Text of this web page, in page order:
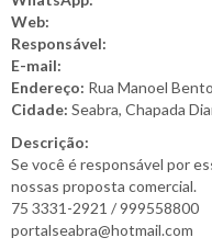
Web:
Responsável:
E-mail:
Endereço: Rua Manoel
Cidade: Seabra, Chapada
Descrição:
Se você é responsável por
nossas proposta comercial.
75 3331-2921 / 999558800
portalseabra@hotmail.com